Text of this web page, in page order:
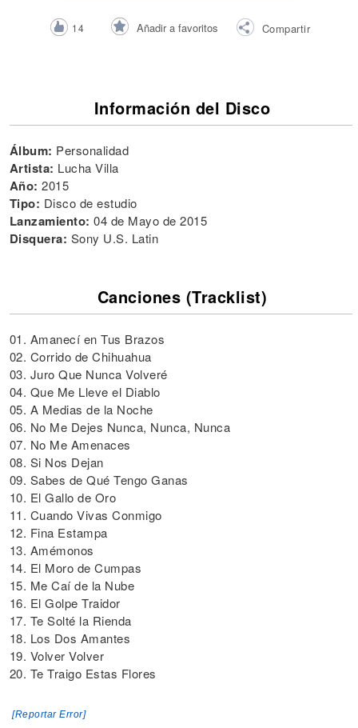
14 Añadir a favoritos Compartir
Información del Disco
Álbum: Personalidad
Artista: Lucha Villa
Año: 2015
Tipo: Disco de estudio
Lanzamiento: 04 de Mayo de 2015
Disquera: Sony U.S. Latin
Canciones (Tracklist)
01. Amanecí en Tus Brazos
02. Corrido de Chihuahua
03. Juro Que Nunca Volveré
04. Que Me Lleve el Diablo
05. A Medias de la Noche
06. No Me Dejes Nunca, Nunca, Nunca
07. No Me Amenaces
08. Si Nos Dejan
09. Sabes de Qué Tengo Ganas
10. El Gallo de Oro
11. Cuando Vivas Conmigo
12. Fina Estampa
13. Amémonos
14. El Moro de Cumpas
15. Me Caí de la Nube
16. El Golpe Traidor
17. Te Solté la Rienda
18. Los Dos Amantes
19. Volver Volver
20. Te Traigo Estas Flores
[Reportar Error]